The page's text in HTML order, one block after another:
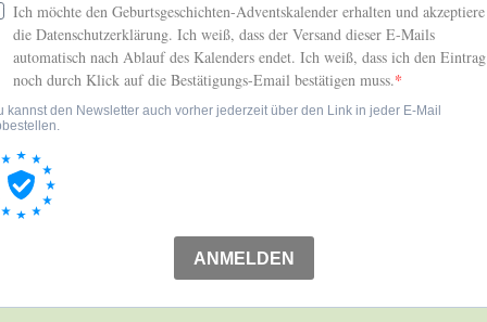
Ich möchte den Geburtsgeschichten-Adventskalender erhalten und akzeptiere
die Datenschutzerklärung. Ich weiß, dass der Versand dieser E-Mails
automatisch nach Ablauf des Kalenders endet. Ich weiß, dass ich den Eintrag
noch durch Klick auf die Bestätigungs-Email bestätigen muss.
kannst den Newsletter auch vorher jederzeit über den Link in jeder E-Mail
ANMELDEN